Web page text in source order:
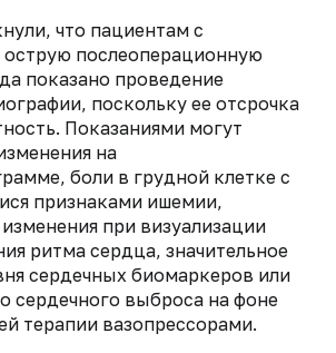
что пациентам с
послеоперационную
показано проведение
поскольку ее отсрочка
Показаниями могут
на
боли в грудной клетке с
признаками ишемии,
при визуализации
ритма сердца, значительное
сердечных биомаркеров или
сердечного выброса на фоне
терапии вазопрессорами.